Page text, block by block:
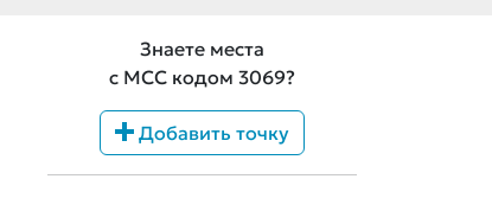
Знаете места
с MCC кодом 3069?
Добавить точку